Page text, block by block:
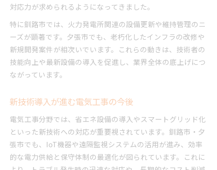
対応力が求められるようになってきました。
特に釧路市では、火力発電所関連の設備更新や維持管理のニ
ーズが顕著です。夕張市でも、老朽化したインフラの改修や
新規開発案件が相次いでいます。これらの動きは、技術者の
技能向上や最新設備の導入を促進し、業界全体の底上げにつ
ながっています。
新技術導入が進む電気工事の今後
電気工事分野では、省エネ設備の導入やスマートグリッド化
といった新技術への対応が重要視されています。釧路市・夕
張市でも、IoT機器や遠隔監視システムの活用が進み、効率
的な電力供給と保守体制の最適化が図られています。これに